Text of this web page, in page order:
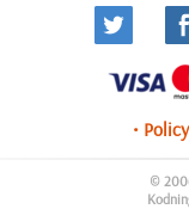
•
©